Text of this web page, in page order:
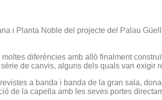
i Planta Noble del projecte del Palau Güell
diferències amb allò finalment
de canvis, alguns dels quals van exigir
a banda i banda de la gran sala,
de la capella amb les seves portes